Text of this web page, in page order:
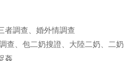
者調查、婚外情調查
查、包二奶搜證、大陸二奶、二奶
姦